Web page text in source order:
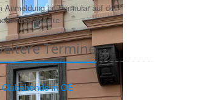
Anmeldung im Formular auf der
Termine
Clubabende in OE